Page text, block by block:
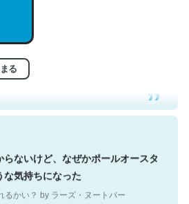
る
クレバーなんだろうなと凄く思
人は原文もお勧め。自分はこの流
Go. Then Covid hit. Shit.
かい？ by ラーズ・ヌートバー
ないけど、なぜかポールオースタ
な気持ちになった